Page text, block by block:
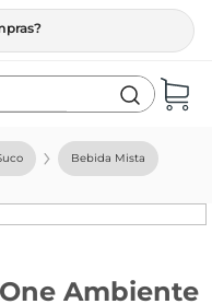
Bebida Mista
Ambiente